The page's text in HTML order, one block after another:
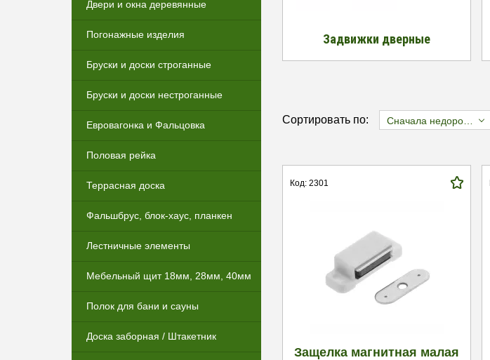
Двери и окна деревянные
Погонажные изделия
Бруски и доски строганные
Бруски и доски нестроганные
Евровагонка и Фальцовка
Половая рейка
Террасная доска
Фальшбрус, блок-хаус, планкен
Лестничные элементы
Мебельный щит 18мм, 28мм, 40мм
Полок для бани и сауны
Доска заборная / Штакетник
Задвижки дверные
Сортировать по:
Код: 2301
Защелка магнитная малая